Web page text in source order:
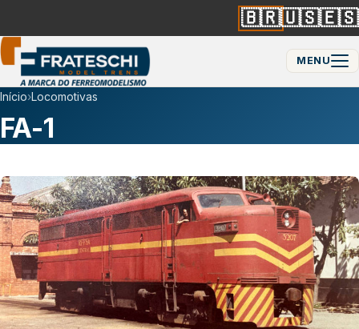
🇧🇷🇺🇸🇪🇸
MENU
Início›Locomotivas
FA-1